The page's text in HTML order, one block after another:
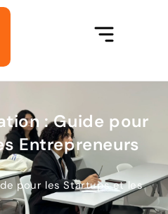
: Guide pour
Entrepreneurs
pour les Startups et les